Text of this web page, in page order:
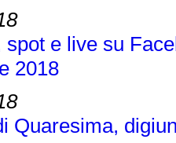
spot e live su
2018
Quaresima,